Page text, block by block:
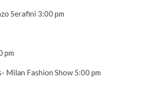
Serafini 3:00 pm
pm
Milan Fashion Show 5:00 pm